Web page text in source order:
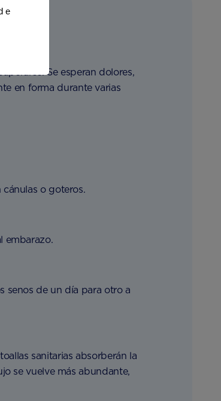
Se esperan dolores,
en forma durante varias
o goteros.
embarazo.
senos de un día para otro a
sanitarias absorberán la
se vuelve más abundante,
e